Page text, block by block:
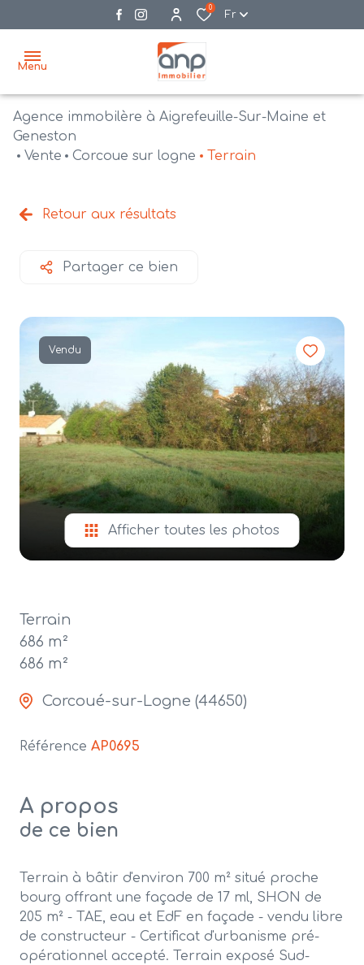
0
Fr
Menu
accueil
vente
agences
estimation
e-
mail
contact
Agence immobilère à Aigrefeuille-Sur-Maine et
Geneston
Vente
Corcoue sur logne Terrain
Retour aux résultats
Partager ce bien
Vendu
Afficher toutes les photos
Terrain
686 m²
686 m²
Corcoué-sur-Logne (44650)
Référence AP0695
A propos
de ce bien
Terrain à bâtir d'environ 700 m² situé proche
bourg offrant une façade de 17 ml, SHON de
205 m² - TAE, eau et EdF en façade - vendu libre
de constructeur - Certificat d'urbanisme pré-
opérationnel accepté. Terrain exposé Sud-